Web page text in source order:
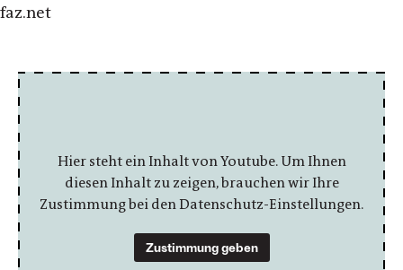
faz.net
Hier steht ein Inhalt von Youtube. Um Ihnen
diesen Inhalt zu zeigen, brauchen wir Ihre
Zustimmung bei den Datenschutz-Einstellungen.
Zustimmung geben